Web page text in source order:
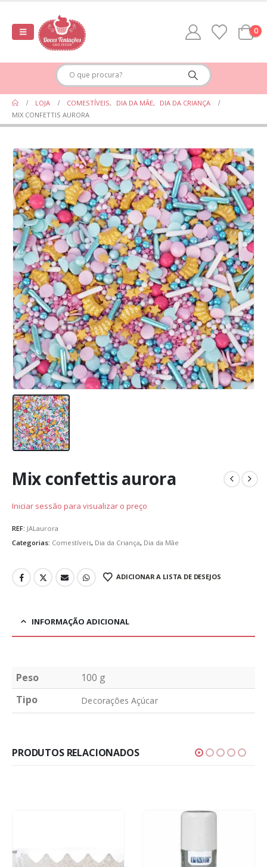
0
LOJA COMESTÍVEIS, DIA DA MÃE,
DIA DA CRIANÇA
MIX CONFETTIS AURORA
Mix confettis aurora
Iniciar sessão para visualizar o preço
REF: JALaurora
Categorias: Comestíveis, Dia da Criança, Dia da Mãe
ADICIONAR A LISTA DE DESEJOS
INFORMAÇÃO ADICIONAL
Peso
100 g
Tipo
Decorações Açúcar
PRODUTOS RELACIONADOS